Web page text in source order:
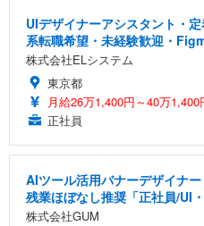
UIデザイナーアシスタント・
系転職希望・未経験歓迎・
株式会社ELシステム
東京都
月給26万1,400円～40万1,400
正社員
AIツール活用バナーデザイナ
残業ほぼなし推奨「正社員/UI
株式会社GUM